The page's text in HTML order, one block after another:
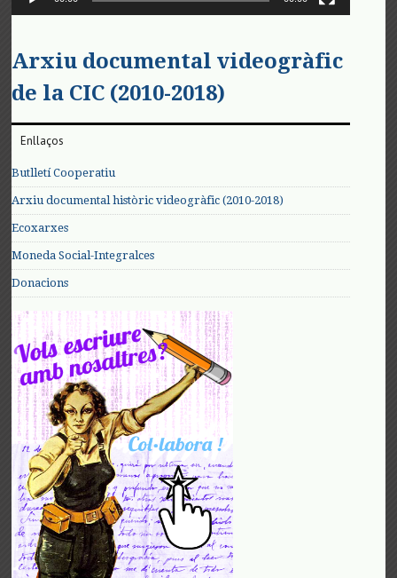
Arxiu documental videogràfic
de la CIC (2010-2018)
Enllaços
Butlletí Cooperatiu
Arxiu documental històric videogràfic (2010-2018)
Ecoxarxes
Moneda Social-Integralces
Donacions